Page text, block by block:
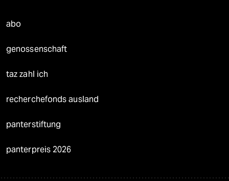
abo
genossenschaft
taz zahl ich
recherchefonds ausland
panterstiftung
panterpreis 2026